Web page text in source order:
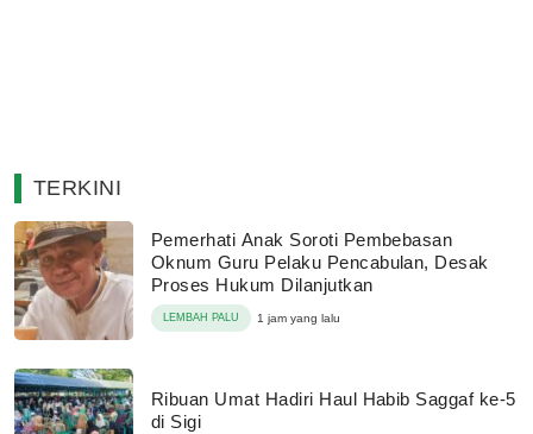
TERKINI
Pemerhati Anak Soroti Pembebasan
Oknum Guru Pelaku Pencabulan, Desak
Proses Hukum Dilanjutkan
LEMBAH PALU 1 jam yang lalu
Ribuan Umat Hadiri Haul Habib Saggaf ke-5
di Sigi